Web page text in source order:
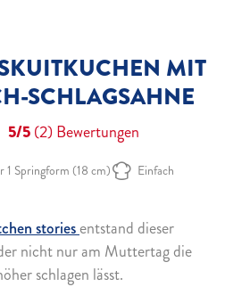
MIT
SCHLAGSAHNE
5/5(2)Bewertungen
1 Springform (18 cm) Einfach
storiesentstand dieser
nicht nur am Muttertag die
schlagen lässt.